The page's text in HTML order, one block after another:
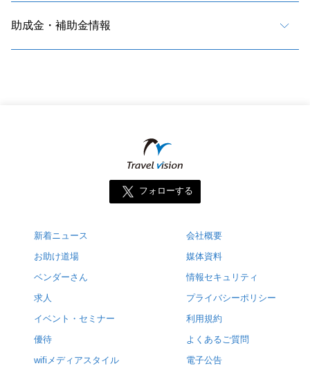
助成金・補助金情報
フォローする
新着ニュース
お助け道場
ベンダーさん
求人
イベント・セミナー
優待
wifiメディアスタイル
会社概要
媒体資料
情報セキュリティ
プライバシーポリシー
利用規約
よくあるご質問
電子公告